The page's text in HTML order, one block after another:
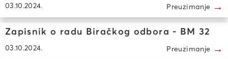
03.10.2024. Preuzimanje →
Zapisnik o radu Biračkog odbora - BM 32
03.10.2024. Preuzimanje →